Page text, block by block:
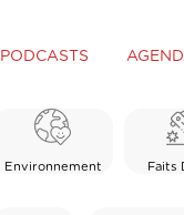
PODCASTS
Environnement Faits